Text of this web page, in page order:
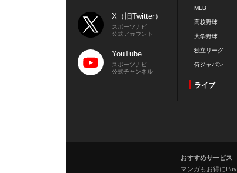
X（旧Twitter）
スポーツナビ
公式アカウント
YouTube
スポーツナビ
公式チャンネル
MLB
高校野球
大学野球
独立リーグ
侍ジャパン
ライブ
おすすめサービス
マンガもお得に